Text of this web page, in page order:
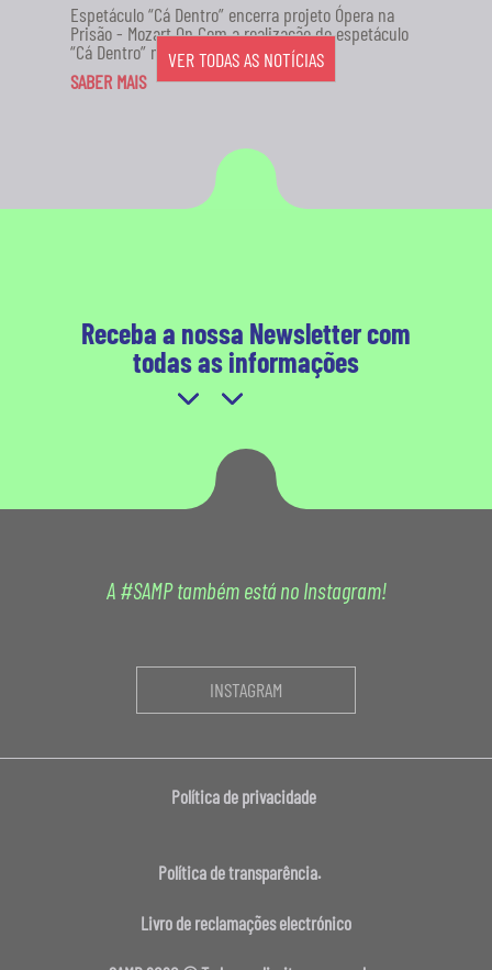
Espetáculo “Cá Dentro” encerra projeto Ópera na
Prisão - Mozart On Com a realização do espetáculo
“Cá Dentro” no...
SABER MAIS
VER TODAS AS NOTÍCIAS
Receba a nossa Newsletter com
todas as informações
A #SAMP também está no Instagram!
INSTAGRAM
Política de privacidade
Política de transparência.
Livro de reclamações electrónico